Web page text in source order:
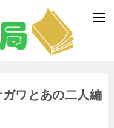
ワとあの二人編